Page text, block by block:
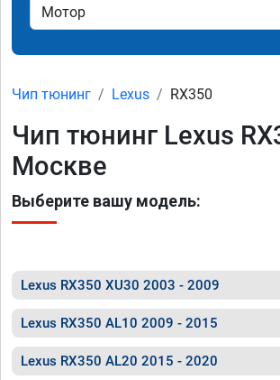
Чип тюнинг Lexus RX350
Чип тюнинг Lexus
Москве
Выберите вашу модель:
Lexus RX350 XU30 2003 - 2009
Lexus RX350 AL10 2009 - 2015
Lexus RX350 AL20 2015 - 2020